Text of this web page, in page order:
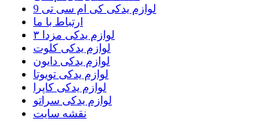
لوازم یدکی کی ام سی تی 9
ارتباط با ما
لوازم یدکی مزدا ۳
لوازم یدکی کلوت
لوازم یدکی دایون
لوازم یدکی تویوتا
لوازم یدکی کاپرا
لوازم یدکی سراتو
نقشه سایت